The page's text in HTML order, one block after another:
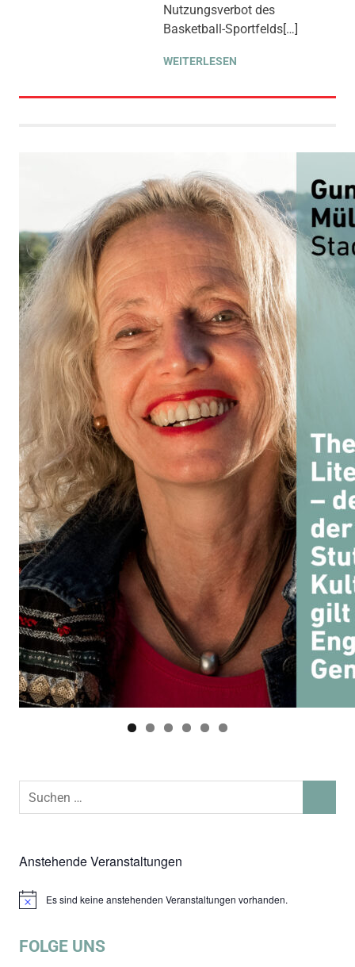
Nutzungsverbot des
Basketball-Sportfelds[…]
WEITERLESEN
Suchen
Anstehende Veranstaltungen
HinweisEs sind keine anstehenden Veranstaltungen vorhanden.
FOLGE UNS